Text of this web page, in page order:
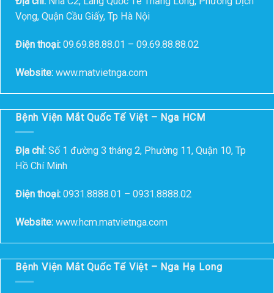
Vọng, Quận Cầu Giấy, Tp Hà Nội
Điện thoại: 09.69.88.88.01 – 09.69.88.88.02
Website: www.matvietnga.com
Bệnh Viện Mắt Quốc Tế Việt – Nga HCM
Địa chỉ: Số 1 đường 3 tháng 2, Phường 11, Quận 10, Tp
Hồ Chí Minh
Điện thoại: 0931.8888.01 – 0931.8888.02
Website: www.hcm.matvietnga.com
Bệnh Viện Mắt Quốc Tế Việt – Nga Hạ Long